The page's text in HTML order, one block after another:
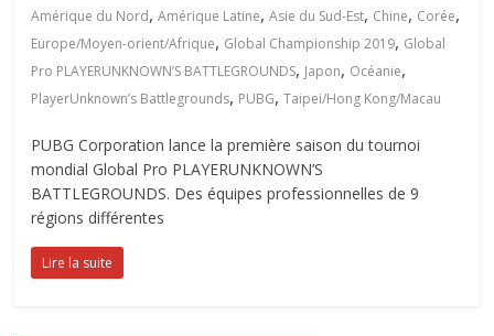
Amérique du Nord,Amérique Latine,Asie du Sud-Est, Chine, Corée,
Europe/Moyen-orient/Afrique, Global Championship 2019, Global
Pro PLAYERUNKNOWN’S BATTLEGROUNDS, Japon, Océanie,
PlayerUnknown’s Battlegrounds, PUBG,Taipei/Hong Kong/Macau
PUBG Corporation lance la première saison du tournoi
mondial Global Pro PLAYERUNKNOWN’S
BATTLEGROUNDS. Des équipes professionnelles de 9
régions différentes
Lire la suite